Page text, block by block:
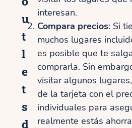
u
t
l
e
t
s
d
interesan.
Compara precios: Si
muchos lugares
es posible que te
comprarla. Sin
visitar algunos
de la tarjeta con el
individuales para
realmente estás